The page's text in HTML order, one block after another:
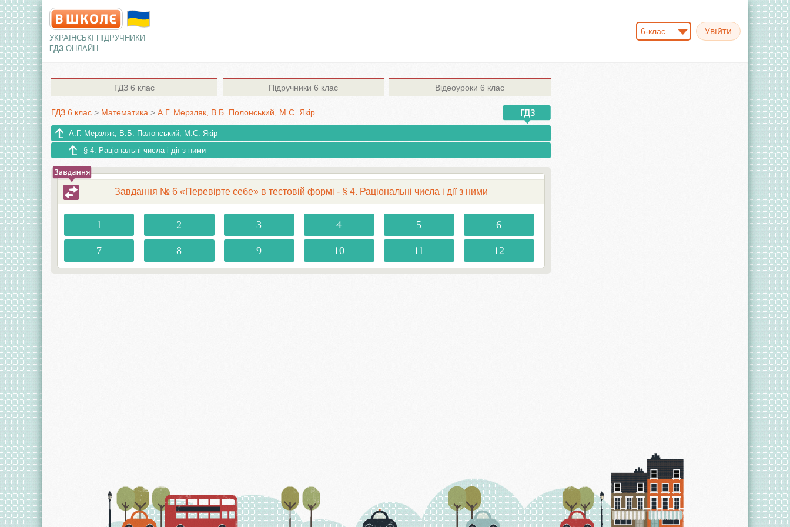
УКРАЇНСЬКІ ПІДРУЧНИКИ
ГДЗ ОНЛАЙН
6-клас
ГДЗ 6 клас Підручники 6 клас Відеоуроки 6 клас
ГДЗ 6 клас > Математика > А.Г. Мерзляк, В.Б. Полонський, М.С. Якір
А.Г. Мерзляк, В.Б. Полонський, М.С. Якір
§ 4. Раціональні числа і дії з ними
Завдання № 6 «Перевірте себе» в тестовій формі - § 4. Раціональні числа і дії з ними
1 2 3 4 5 6
7 8 9 10 11 12